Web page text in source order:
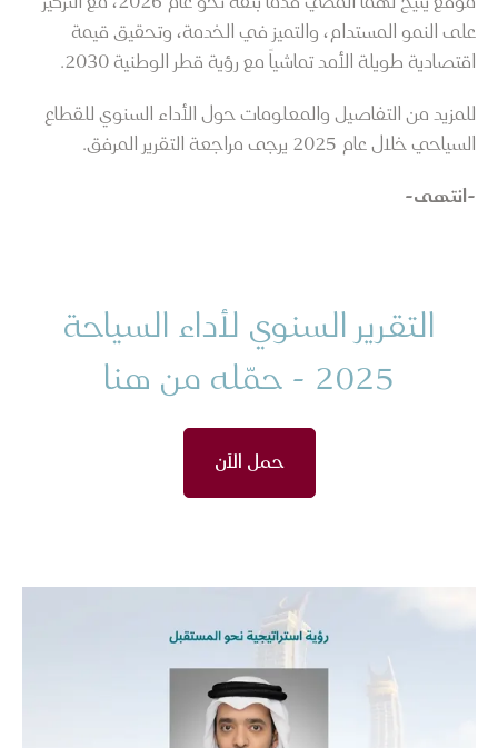
على النمو المستدام، والتميز في الخدمة، وتحقيق قيمة
اقتصادية طويلة الأمد تماشياً مع رؤية قطر الوطنية 2030.
للمزيد من التفاصيل والمعلومات حول الأداء السنوي للقطاع
السياحي خلال عام 2025 يرجى مراجعة التقرير المرفق.
-انتهى-
التقرير السنوي لأداء السياحة
2025 - حمّله من هنا
حمل الآن